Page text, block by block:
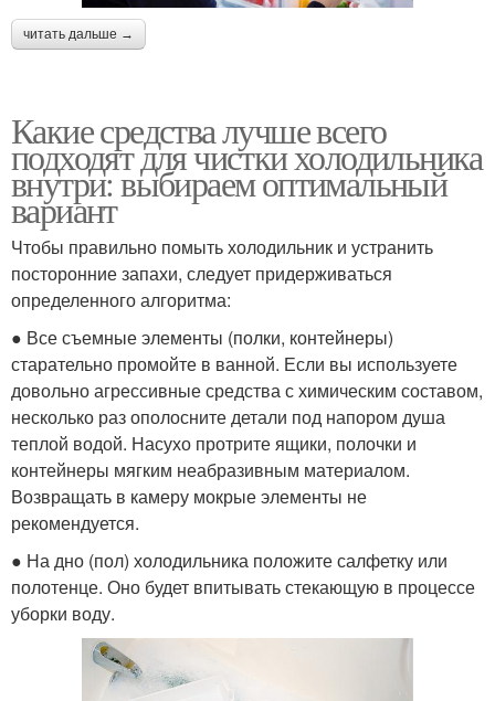
читать дальше →
Какие средства лучше всего
подходят для чистки холодильника
внутри: выбираем оптимальный
вариант
Чтобы правильно помыть холодильник и устранить
посторонние запахи, следует придерживаться
определенного алгоритма:
● Все съемные элементы (полки, контейнеры)
старательно промойте в ванной. Если вы используете
довольно агрессивные средства с химическим составом,
несколько раз ополосните детали под напором душа
теплой водой. Насухо протрите ящики, полочки и
контейнеры мягким неабразивным материалом.
Возвращать в камеру мокрые элементы не
рекомендуется.
● На дно (пол) холодильника положите салфетку или
полотенце. Оно будет впитывать стекающую в процессе
уборки воду.